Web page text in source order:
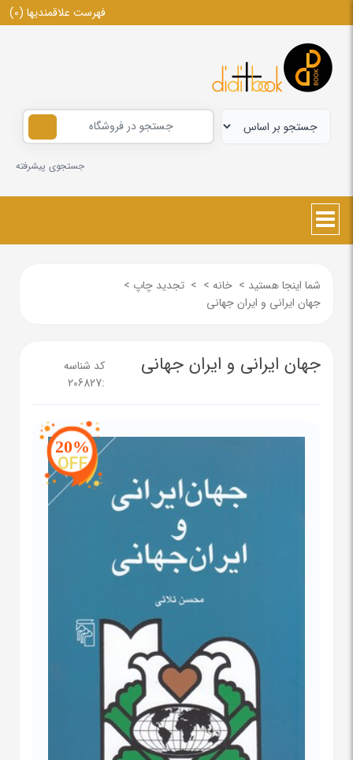
فهرست علاقمندیها (0)
جستجوی پیشرفته
شما اینجا هستید > خانه >
> تجدید چاپ >
جهان ایرانی و ایران جهانی
جهان ایرانی و ایران جهانی
کد شناسه
:
206827
20%
OFF